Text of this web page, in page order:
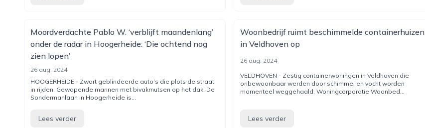
Moordverdachte Pablo W. ‘verblijft maandenlang’
onder de radar in Hoogerheide: ‘Die ochtend nog
zien lopen’
26 aug. 2024
HOOGERHEIDE - Zwart geblindeerde auto’s die plots de straat
in rijden. Gewapende mannen met bivakmutsen op het dak. De
Sondermanlaan in Hoogerheide is...
Lees verder
Woonbedrijf ruimt beschimmelde containerhuizen
in Veldhoven op
26 aug. 2024
VELDHOVEN - Zestig containerwoningen in Veldhoven die
onbewoonbaar werden door schimmel en vocht worden
momenteel weggehaald. Woningcorporatie Woonbed...
Lees verder